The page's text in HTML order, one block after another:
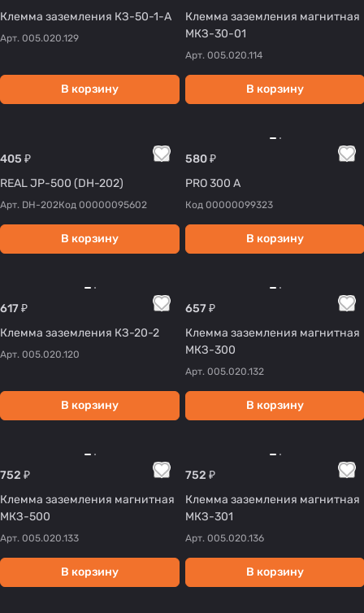
Клемма заземления КЗ-50-1-А
Арт. 005.020.129
В корзину
Клемма заземления магнитная
МКЗ-30-01
Арт. 005.020.114
В корзину
405 ₽
REAL JP-500 (DH-202)
Арт. DH-202Код 00000095602
В корзину
580 ₽
PRO 300 А
Код 00000099323
В корзину
617 ₽
Клемма заземления КЗ-20-2
Арт. 005.020.120
В корзину
657 ₽
Клемма заземления магнитная
МКЗ-300
Арт. 005.020.132
В корзину
752 ₽
Клемма заземления магнитная
МКЗ-500
Арт. 005.020.133
В корзину
752 ₽
Клемма заземления магнитная
МКЗ-301
Арт. 005.020.136
В корзину